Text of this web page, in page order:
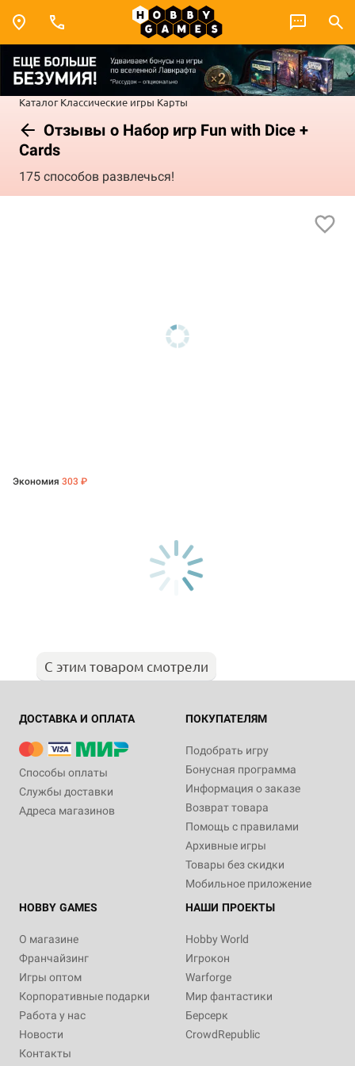
Каталог Классические игры Карты
Отзывы о Набор игр Fun with Dice +
Cards
175 способов развлечься!
Экономия 303 ₽
С этим товаром смотрели
ДОСТАВКА И ОПЛАТА
Способы оплаты
Службы доставки
Адреса магазинов
ПОКУПАТЕЛЯМ
Подобрать игру
Бонусная программа
Информация о заказе
Возврат товара
Помощь с правилами
Архивные игры
Товары без скидки
Мобильное приложение
HOBBY GAMES
О магазине
Франчайзинг
Игры оптом
Корпоративные подарки
Работа у нас
Новости
Контакты
НАШИ ПРОЕКТЫ
Hobby World
Игрокон
Warforge
Мир фантастики
Берсерк
CrowdRepublic